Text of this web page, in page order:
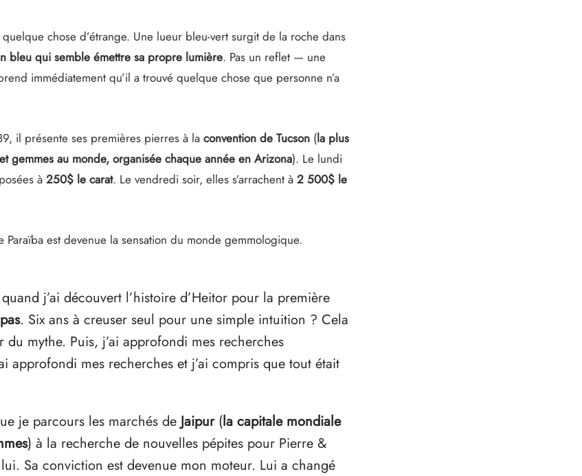
chose d’étrange. Une lueur bleu-vert surgit de la roche dans
bleu qui semble émettre sa propre lumière. Pas un reflet — une
immédiatement qu’il a trouvé quelque chose que personne n’a
il présente ses premières pierres à la convention de Tucson (la plus
gemmes au monde, organisée chaque année en Arizona). Le lundi
à 250$ le carat. Le vendredi soir, elles s’arrachent à 2 500$ le
Paraïba est devenue la sensation du monde gemmologique.
j’ai découvert l’histoire d’Heitor pour la première
. Six ans à creuser seul pour une simple intuition ? Cela
du mythe. Puis, j’ai approfondi mes recherches
approfondi mes recherches et j’ai compris que tout était
je parcours les marchés de Jaipur(la capitale mondiale
) à la recherche de nouvelles pépites pour Pierre &
Sa conviction est devenue mon moteur. Lui a changé